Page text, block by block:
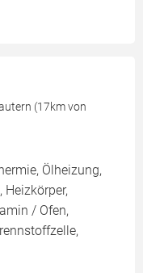
(17km von
Ölheizung,
Heizkörper,
/ Ofen,